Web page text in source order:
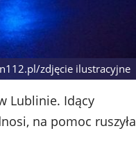
zdjęcie ilustracyjne
Lublinie. Idący
na pomoc ruszyła